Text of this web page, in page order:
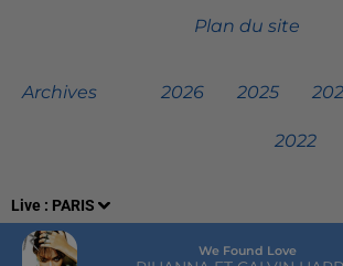
Live : PARIS
We Found Love
Plan du site
Archives 2026 2025
2022